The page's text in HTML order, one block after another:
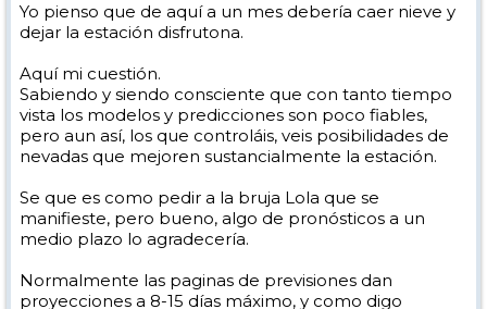
Yo pienso que de aquí a un mes debería caer nieve y
dejar la estación disfrutona.
Aquí mi cuestión.
Sabiendo y siendo consciente que con tanto tiempo
vista los modelos y predicciones son poco fiables,
pero aun así, los que controláis, veis posibilidades de
nevadas que mejoren sustancialmente la estación.
Se que es como pedir a la bruja Lola que se
manifieste, pero bueno, algo de pronósticos a un
medio plazo lo agradecería.
Normalmente las paginas de previsiones dan
proyecciones a 8-15 días máximo, y como digo